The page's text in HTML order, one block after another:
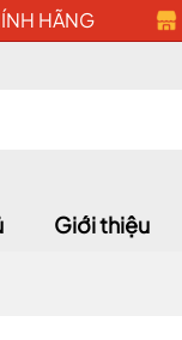
HÃNG
Giới thiệu